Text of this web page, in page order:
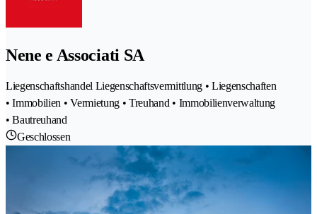
Nene e Associati SA
Liegenschaftshandel Liegenschaftsvermittlung • Liegenschaften
• Immobilien • Vermietung • Treuhand • Immobilienverwaltung
• Bautreuhand
Geschlossen